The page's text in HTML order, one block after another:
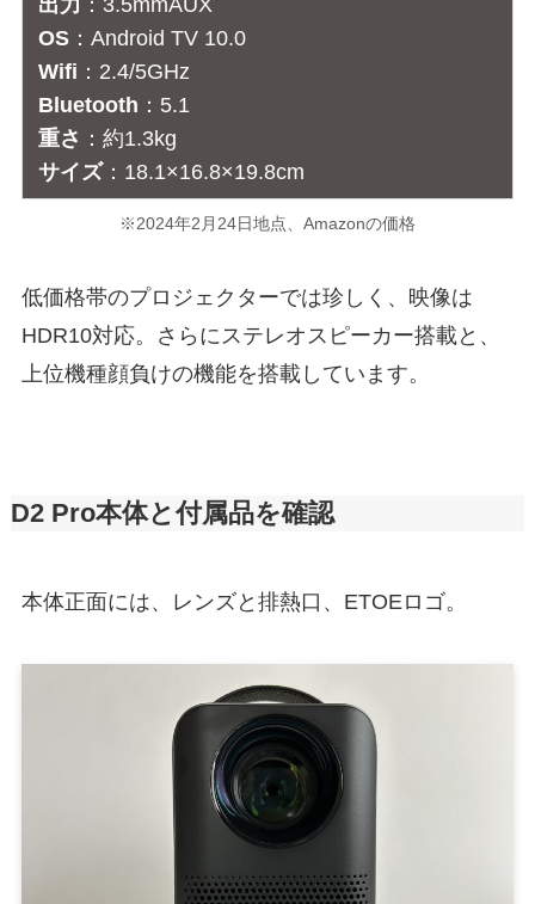
OS ：Android TV 10.0
Wifi ：2.4/5GHz
Bluetooth ：5.1
重さ ：約1.3kg
サイズ：18.1×16.8×19.8cm
※2024年2月24日地点、Amazonの価格
低価格帯のプロジェクターでは珍しく、映像は
HDR10対応。さらにステレオスピーカー搭載と、
上位機種顔負けの機能を搭載しています。
D2 Pro本体と付属品を確認
本体正面には、レンズと排熱口、ETOEロゴ。